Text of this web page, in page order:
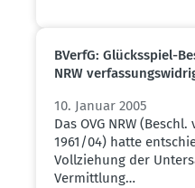
BVerfG: Glücks­spiel-
NRW
10. Januar 2005
Das OVG NRW
1961/04) hatte
Vollziehung der
Vermittlung…